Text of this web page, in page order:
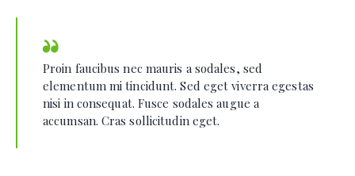
Proin faucibus nec mauris a sodales, sed
elementum mi tincidunt. Sed eget viverra egestas
nisi in consequat. Fusce sodales augue a
accumsan. Cras sollicitudin eget.